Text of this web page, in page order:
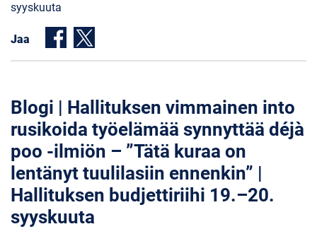
syyskuuta
Jaa
Blogi | Hallituksen vimmainen into
rusikoida työelämää synnyttää déjà
poo -ilmiön – ”Tätä kuraa on
lentänyt tuulilasiin ennenkin” |
Hallituksen budjettiriihi 19.–20.
syyskuuta